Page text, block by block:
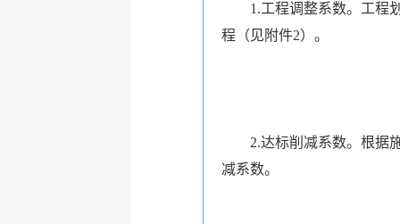
1.工程调整系数。工程划
程（见附件2）。
2.达标削减系数。根据施
减系数。